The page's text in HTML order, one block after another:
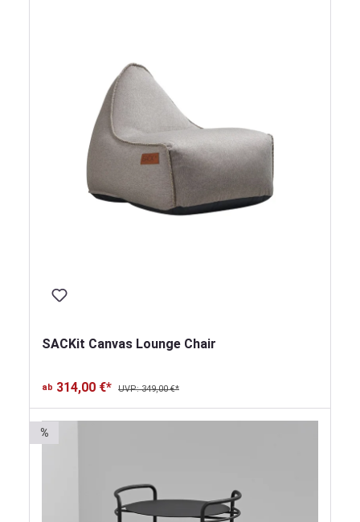
SACKit Canvas Lounge Chair
ab 314,00 €* UVP: 349,00 €*
%